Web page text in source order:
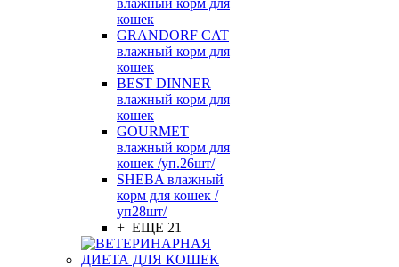
влажный корм для
кошек
GRANDORF CAT
влажный корм для
кошек
BEST DINNER
влажный корм для
кошек
GOURMET
влажный корм для
кошек /уп.26шт/
SHEBA влажный
корм для кошек /
уп28шт/
+ ЕЩЕ 21